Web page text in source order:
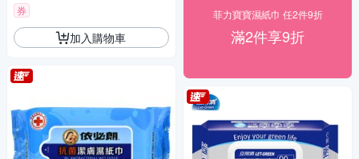
券
加入購物車
菲力寶寶濕紙巾 任2件9折
滿2件享9折